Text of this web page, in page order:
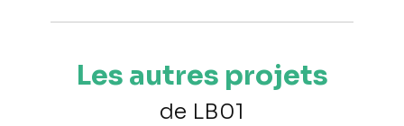
Les autres projets
de LB01